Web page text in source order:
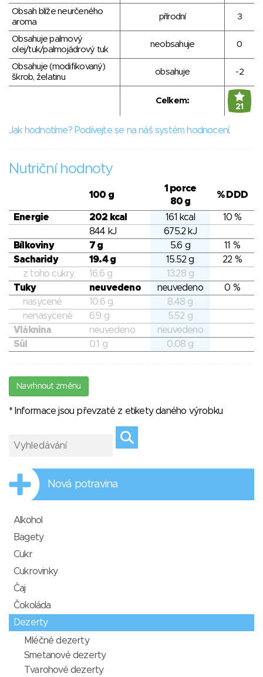
Obsah blíže neurčeného
aroma
přírodní 3
Obsahuje palmový
olej/tuk/palmojádrový tuk
neobsahuje 0
Obsahuje (modifikovaný)
škrob, želatinu
obsahuje -2
Celkem:
21
Jak hodnotíme? Podívejte se na náš systém hodnocení.
Nutriční hodnoty
100 g
1 porce
80 g
% DDD
Energie 202 kcal 161 kcal
10 %
844 kJ
675.2 kJ
Bílkoviny
7 g 5.6 g
11 %
Sacharidy
19.4 g 15.52 g
22 %
z toho cukry
16.6 g
13.28 g
Tuky
neuvedeno neuvedeno
0 %
nasycené
10.6 g
8.48 g
nenasycené
6.9 g
5.52 g
Vláknina
neuvedeno
neuvedeno
Sůl
0.1 g 0.08 g
Navrhnout změnu
* Informace jsou převzaté z etikety daného výrobku
Nová potravina
Alkohol
Bagety
Cukr
Cukrovinky
Čaj
Čokoláda
Dezerty
Mléčné dezerty
Smetanové dezerty
Tvarohové dezerty